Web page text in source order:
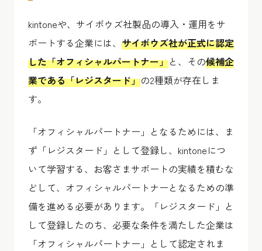
kintoneや、サイボウズ社製品の導入・運用をサ
ポートする企業には、 サイボウズ社が正式に認定
した「オフィシャルパートナー」と、その候補企
業である「レジスタード」の2種類が存在しま
す。
「オフィシャルパートナー」となるためには、ま
ず「レジスタード」として登録し、kintoneにつ
いて学習する、お客さまサポートの実績を積むな
どして、オフィシャルパートナーとなるための準
備を進める必要があります。「レジスタード」と
して登録したのち、必要な条件を満たした企業は
「オフィシャルパートナー」として認定されま